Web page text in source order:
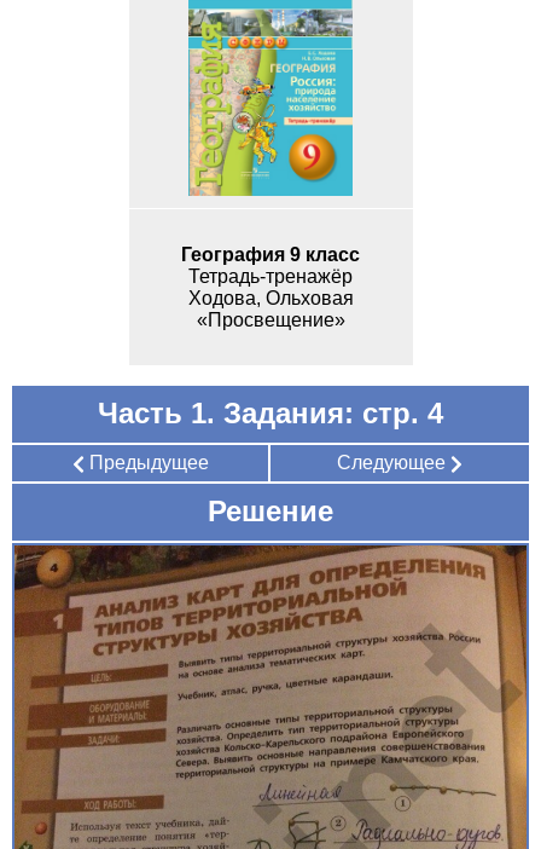
География 9 класс
Тетрадь-тренажёр
Ходова, Ольховая
«Просвещение»
Часть 1. Задания: стр. 4
Предыдущее Следующее
Решение